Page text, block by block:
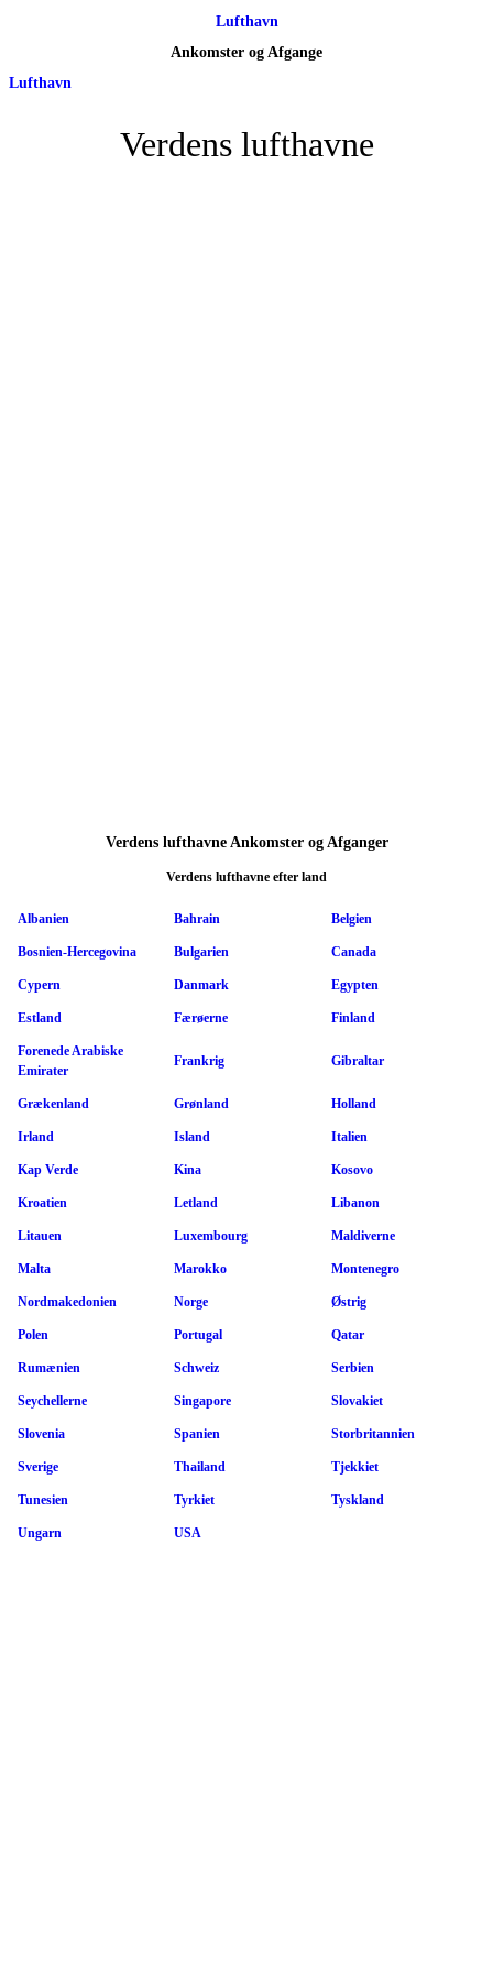
Lufthavn
Ankomster og Afgange
Lufthavn
Verdens lufthavne
Verdens lufthavne Ankomster og Afganger
Verdens lufthavne efter land
Albanien Bahrain Belgien
Bosnien-Hercegovina Bulgarien Canada
Cypern Danmark Egypten
Estland Færøerne Finland
Forenede Arabiske
Emirater
Frankrig Gibraltar
Grækenland Grønland Holland
Irland Island Italien
Kap Verde Kina Kosovo
Kroatien Letland Libanon
Litauen Luxembourg Maldiverne
Malta Marokko Montenegro
Nordmakedonien Norge Østrig
Polen Portugal Qatar
Rumænien Schweiz Serbien
Seychellerne Singapore Slovakiet
Slovenia Spanien Storbritannien
Sverige Thailand Tjekkiet
Tunesien Tyrkiet Tyskland
Ungarn USA